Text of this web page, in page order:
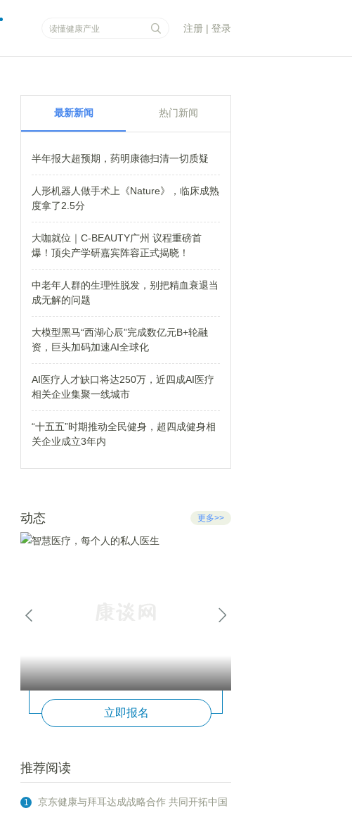
注册 | 登录
最新新闻 热门新闻
半年报大超预期，药明康德扫清一切质疑
人形机器人做手术上《Nature》，临床成熟
度拿了2.5分
大咖就位｜C-BEAUTY广州 议程重磅首
爆！顶尖产学研嘉宾阵容正式揭晓！
中老年人群的生理性脱发，别把精血衰退当
成无解的问题
大模型黑马“西湖心辰”完成数亿元B+轮融
资，巨头加码加速AI全球化
AI医疗人才缺口将达250万，近四成AI医疗
相关企业集聚一线城市
“十五五”时期推动全民健身，超四成健身相
关企业成立3年内
动态 更多>>
立即报名
推荐阅读
1
京东健康与拜耳达成战略合作 共同开拓中国